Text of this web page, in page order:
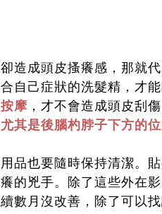
造成頭皮搔癢感，那就
自己症狀的洗髮精，才
摩 ，才不會造成頭皮刮傷
其是後腦杓脖子下方的
品也要隨時保持清潔。
的兇手。除了這些外在
數月沒改善，除了可以